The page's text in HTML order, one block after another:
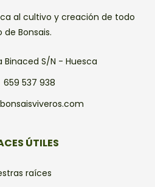
al cultivo y creación de todo
de Bonsais.
Binaced S/N - Huesca
659 537 938
ÚTILES
raíces